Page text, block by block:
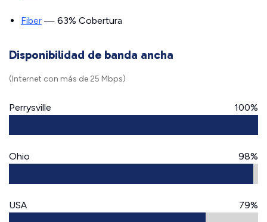
Fiber — 63% Cobertura
Disponibilidad de banda ancha
(Internet con más de 25 Mbps)
Perrysville 100%
Ohio 98%
USA 79%